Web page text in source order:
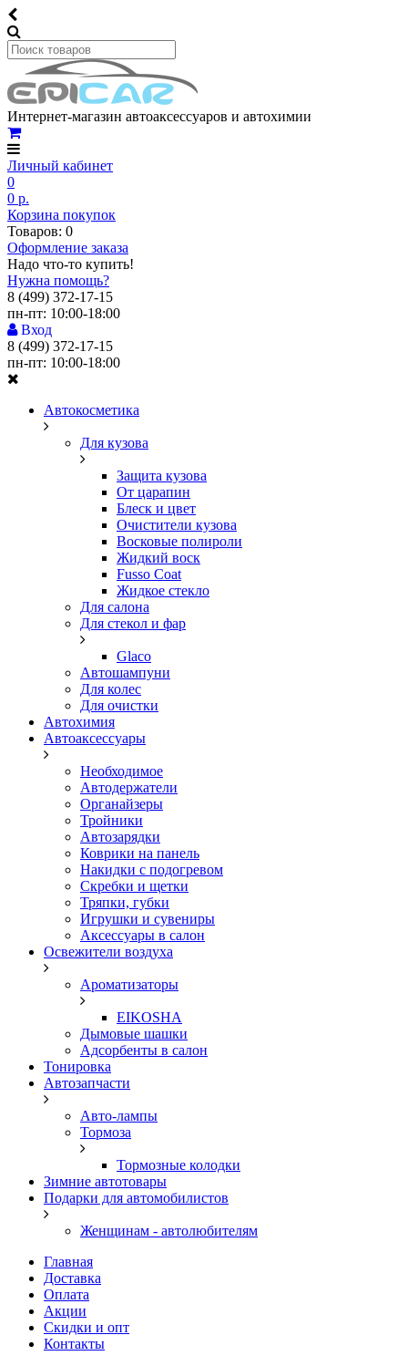
Интернет-магазин автоаксессуаров и автохимии
Личный кабинет
0
0 р.
Корзина покупок
Товаров: 0
Оформление заказа
Надо что-то купить!
Нужна помощь?
8 (499) 372-17-15
пн-пт: 10:00-18:00
Вход
8 (499) 372-17-15
пн-пт: 10:00-18:00
Автокосметика
Для кузова
Защита кузова
От царапин
Блеск и цвет
Очистители кузова
Восковые полироли
Жидкий воск
Fusso Coat
Жидкое стекло
Для салона
Для стекол и фар
Glaco
Автошампуни
Для колес
Для очистки
Автохимия
Автоаксессуары
Необходимое
Автодержатели
Органайзеры
Тройники
Автозарядки
Коврики на панель
Накидки с подогревом
Скребки и щетки
Тряпки, губки
Игрушки и сувениры
Аксессуары в салон
Освежители воздуха
Ароматизаторы
EIKOSHA
Дымовые шашки
Адсорбенты в салон
Тонировка
Автозапчасти
Авто-лампы
Тормоза
Тормозные колодки
Зимние автотовары
Подарки для автомобилистов
Женщинам - автолюбителям
Главная
Доставка
Оплата
Акции
Скидки и опт
Контакты